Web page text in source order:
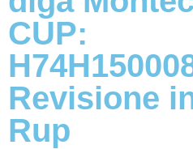
CUP:
Revisione
Rup